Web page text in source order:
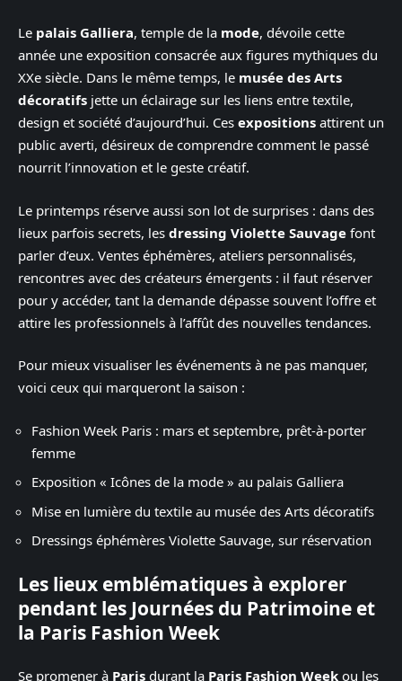
Le palais Galliera, temple de la mode, dévoile cette
année une exposition consacrée aux figures mythiques du
XXe siècle. Dans le même temps, le musée des Arts
décoratifs jette un éclairage sur les liens entre textile,
design et société d’aujourd’hui. Ces expositions attirent un
public averti, désireux de comprendre comment le passé
nourrit l’innovation et le geste créatif.
Le printemps réserve aussi son lot de surprises : dans des
lieux parfois secrets, les dressing Violette Sauvage font
parler d’eux. Ventes éphémères, ateliers personnalisés,
rencontres avec des créateurs émergents : il faut réserver
pour y accéder, tant la demande dépasse souvent l’offre et
attire les professionnels à l’affût des nouvelles tendances.
Pour mieux visualiser les événements à ne pas manquer,
voici ceux qui marqueront la saison :
Fashion Week Paris : mars et septembre, prêt-à-porter
femme
Exposition « Icônes de la mode » au palais Galliera
Mise en lumière du textile au musée des Arts décoratifs
Dressings éphémères Violette Sauvage, sur réservation
Les lieux emblématiques à explorer
pendant les Journées du Patrimoine et
la Paris Fashion Week
Se promener à Paris durant la Paris Fashion Week ou les